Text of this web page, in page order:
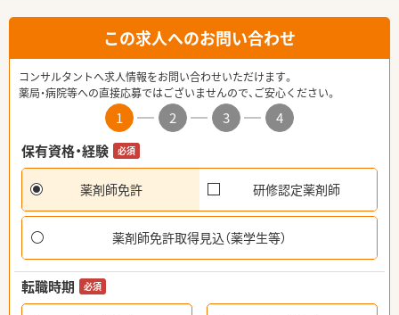
この求人へのお問い合わせ
コンサルタントへ求人情報をお問い合わせいただけます。
薬局・病院等への直接応募ではございませんので、ご安心ください。
1 2 3
4
保有資格・経験
必須
薬剤師免許 研修認定薬剤師
薬剤師免許取得見込（薬学生等）
転職時期 必須